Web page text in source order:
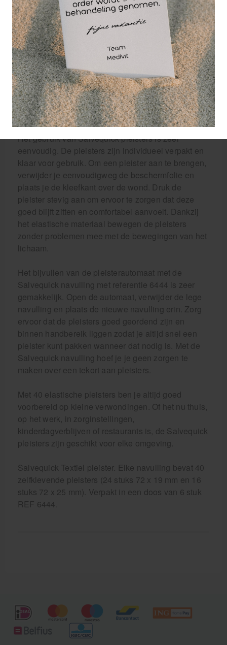
verwondingen te behandelen.
Het belang van goede pleisters mag niet
onderschat worden. Of het nu thuis, op het werk, in
zorginstellingen, kinderdagverblijven of restaurants
is, pleisters zijn altijd handig om bij de hand te
hebben. Ze bieden bescherming tegen infecties en
helpen wonden sneller te genezen. Met de
Salvequick navulling met referentie 6444 weet je
zeker dat je kiest voor kwaliteit en betrouwbaarheid.
Het gebruik van Salvequick pleisters is zeer
eenvoudig. De pleisters zijn individueel verpakt en
klaar voor gebruik. Om een pleister aan te brengen,
verwijder je eenvoudigweg de beschermfolie en
plaats je de kleefkant over de wond. Druk de
pleister stevig aan om ervoor te zorgen dat deze
goed blijft zitten en comfortabel aanvoelt. Dankzij
het elastische materiaal bewegen de pleisters
zonder problemen mee met de bewegingen van het
lichaam.
Het bijvullen van de pleisterautomaat met de
Salvequick navulling met referentie 6444 is zeer
gemakkelijk. Open de automaat, verwijder de lege
navulling en plaats de nieuwe navulling erin. Zorg
ervoor dat de pleisters goed geordend zijn en
binnen handbereik liggen zodat je altijd snel een
pleister kunt pakken wanneer dat nodig is. Met de
Salvequick navulling hoef je je geen zorgen te
maken over een tekort aan pleisters.
Met 40 elastische pleisters ben je altijd goed
voorbereid op kleine verwondingen. Of het nu thuis,
op het werk, in zorginstellingen,
kinderdagverblijven of restaurants is, de Salvequick
pleisters zijn geschikt voor elke omgeving.
Salvequick Textiel pleister. Elke navulling bevat 40
zelfklevende pleisters (24 stuks 72 x 19 mm en 16
stuks 72 x 25 mm). Verpakt in een doos van 6 stuk
REF 6444.